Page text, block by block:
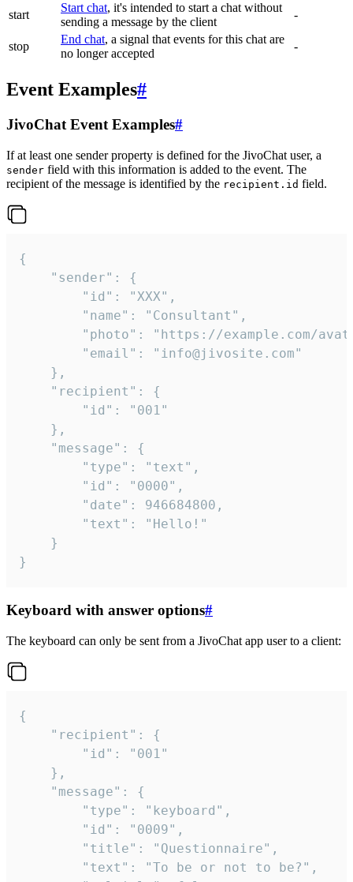
start
Start chat, it's intended to start a chat without
sending a message by the client
-
stop
End chat, a signal that events for this chat are
no longer accepted
-
Event Examples#
JivoChat Event Examples#
If at least one sender property is defined for the JivoChat user, a
sender field with this information is added to the event. The
recipient of the message is identified by the recipient.id field.
{
}
Keyboard with answer options#
The keyboard can only be sent from a JivoChat app user to a client:
{